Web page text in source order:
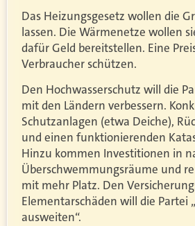
Das Heizungsgesetz wollen die
lassen. Die Wärmenetze wollen
dafür Geld bereitstellen. Eine
Verbraucher schützen.
Den Hochwasserschutz will die
mit den Ländern verbessern.
Schutzanlagen (etwa Deiche),
und einen funktionierenden
Hinzu kommen Investitionen in
Überschwemmungsräume und
mit mehr Platz. Den
Elementarschäden will die Partei
ausweiten“.